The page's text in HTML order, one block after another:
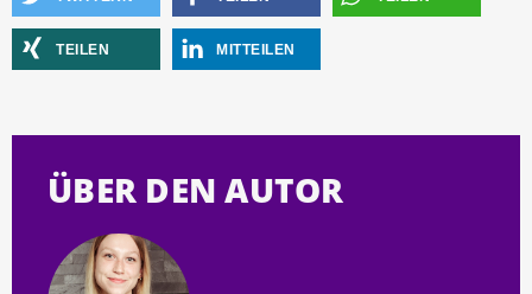
TEILEN MITTEILEN
ÜBER DEN AUTOR